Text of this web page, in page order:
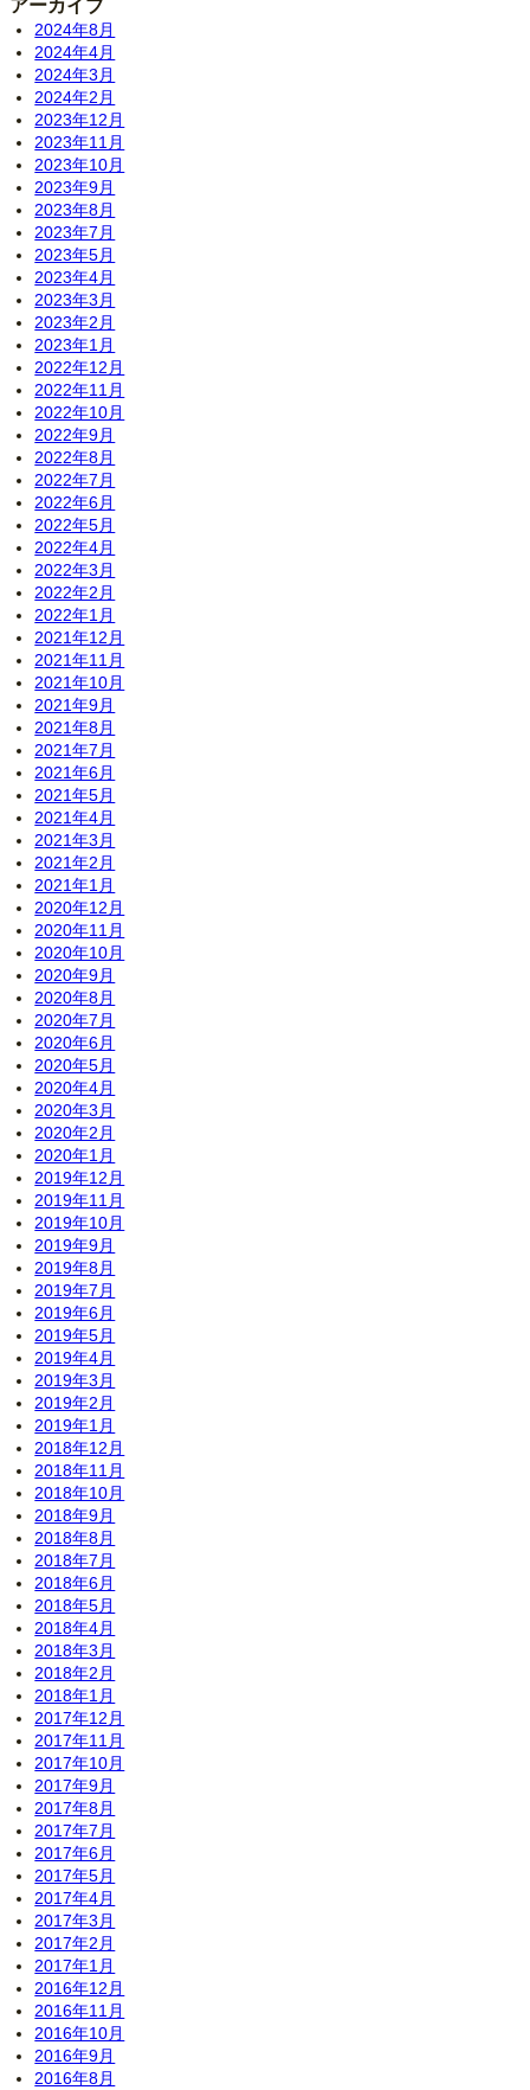
アーカイブ
2024年8月
2024年4月
2024年3月
2024年2月
2023年12月
2023年11月
2023年10月
2023年9月
2023年8月
2023年7月
2023年5月
2023年4月
2023年3月
2023年2月
2023年1月
2022年12月
2022年11月
2022年10月
2022年9月
2022年8月
2022年7月
2022年6月
2022年5月
2022年4月
2022年3月
2022年2月
2022年1月
2021年12月
2021年11月
2021年10月
2021年9月
2021年8月
2021年7月
2021年6月
2021年5月
2021年4月
2021年3月
2021年2月
2021年1月
2020年12月
2020年11月
2020年10月
2020年9月
2020年8月
2020年7月
2020年6月
2020年5月
2020年4月
2020年3月
2020年2月
2020年1月
2019年12月
2019年11月
2019年10月
2019年9月
2019年8月
2019年7月
2019年6月
2019年5月
2019年4月
2019年3月
2019年2月
2019年1月
2018年12月
2018年11月
2018年10月
2018年9月
2018年8月
2018年7月
2018年6月
2018年5月
2018年4月
2018年3月
2018年2月
2018年1月
2017年12月
2017年11月
2017年10月
2017年9月
2017年8月
2017年7月
2017年6月
2017年5月
2017年4月
2017年3月
2017年2月
2017年1月
2016年12月
2016年11月
2016年10月
2016年9月
2016年8月